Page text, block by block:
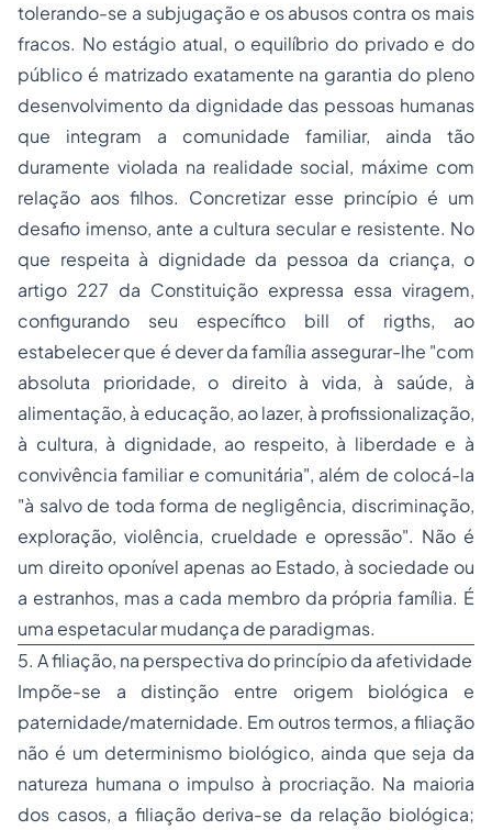
tolerando-se a subjugação e os abusos contra os mais
fracos. No estágio atual, o equilíbrio do privado e do
público é matrizado exatamente na garantia do pleno
desenvolvimento da dignidade das pessoas humanas
que integram a comunidade familiar, ainda tão
duramente violada na realidade social, máxime com
relação aos filhos. Concretizar esse princípio é um
desafio imenso, ante a cultura secular e resistente. No
que respeita à dignidade da pessoa da criança, o
artigo 227 da Constituição expressa essa viragem,
configurando seu específico bill of rigths, ao
estabelecer que é dever da família assegurar-lhe "com
absoluta prioridade, o direito à vida, à saúde, à
alimentação, à educação, ao lazer, à profissionalização,
à cultura, à dignidade, ao respeito, à liberdade e à
convivência familiar e comunitária", além de colocá-la
"à salvo de toda forma de negligência, discriminação,
exploração, violência, crueldade e opressão". Não é
um direito oponível apenas ao Estado, à sociedade ou
a estranhos, mas a cada membro da própria família. É
uma espetacular mudança de paradigmas.
5. A filiação, na perspectiva do princípio da afetividade
Impõe-se a distinção entre origem biológica e
paternidade/maternidade. Em outros termos, a filiação
não é um determinismo biológico, ainda que seja da
natureza humana o impulso à procriação. Na maioria
dos casos, a filiação deriva-se da relação biológica;